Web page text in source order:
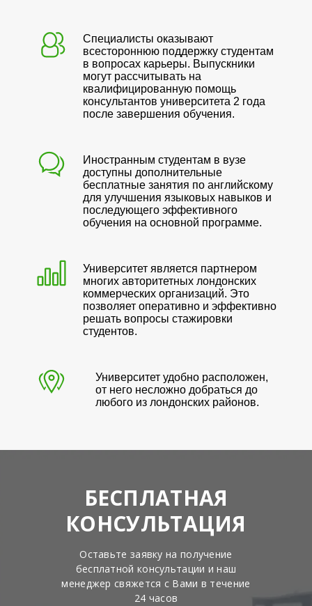
Специалисты оказывают
всестороннюю поддержку студентам
в вопросах карьеры. Выпускники
могут рассчитывать на
квалифицированную помощь
консультантов университета 2 года
после завершения обучения.
Иностранным студентам в вузе
доступны дополнительные
бесплатные занятия по английскому
для улучшения языковых навыков и
последующего эффективного
обучения на основной программе.
Университет является партнером
многих авторитетных лондонских
коммерческих организаций. Это
позволяет оперативно и эффективно
решать вопросы стажировки
студентов.
Университет удобно расположен,
от него несложно добраться до
любого из лондонских районов.
БЕСПЛАТНАЯ
КОНСУЛЬТАЦИЯ
Оставьте заявку на получение
бесплатной консультации и наш
менеджер свяжется с Вами в течение
24 часов